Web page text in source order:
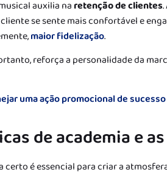
auxilia naretenção de clientes
se sente mais confortável e
maior fidelização.
reforça a personalidade da
uma ação promocional de sucesso
de academia e
certo é essencial para criar a